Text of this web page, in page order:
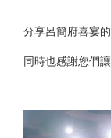
分享呂簡府喜宴
同時也感謝您們